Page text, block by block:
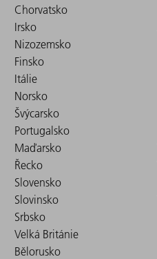
Chorvatsko
Irsko
Nizozemsko
Finsko
Itálie
Norsko
Švýcarsko
Portugalsko
Maďarsko
Řecko
Slovensko
Slovinsko
Srbsko
Velká Británie
Bělorusko